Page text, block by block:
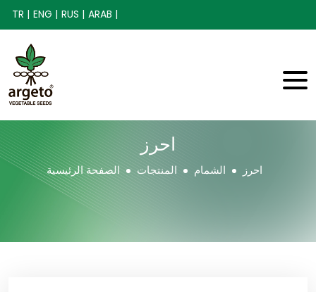
TR | ENG | RUS | ARAB |
احرز
الصفحة الرئيسية المنتجات الشمام احرز